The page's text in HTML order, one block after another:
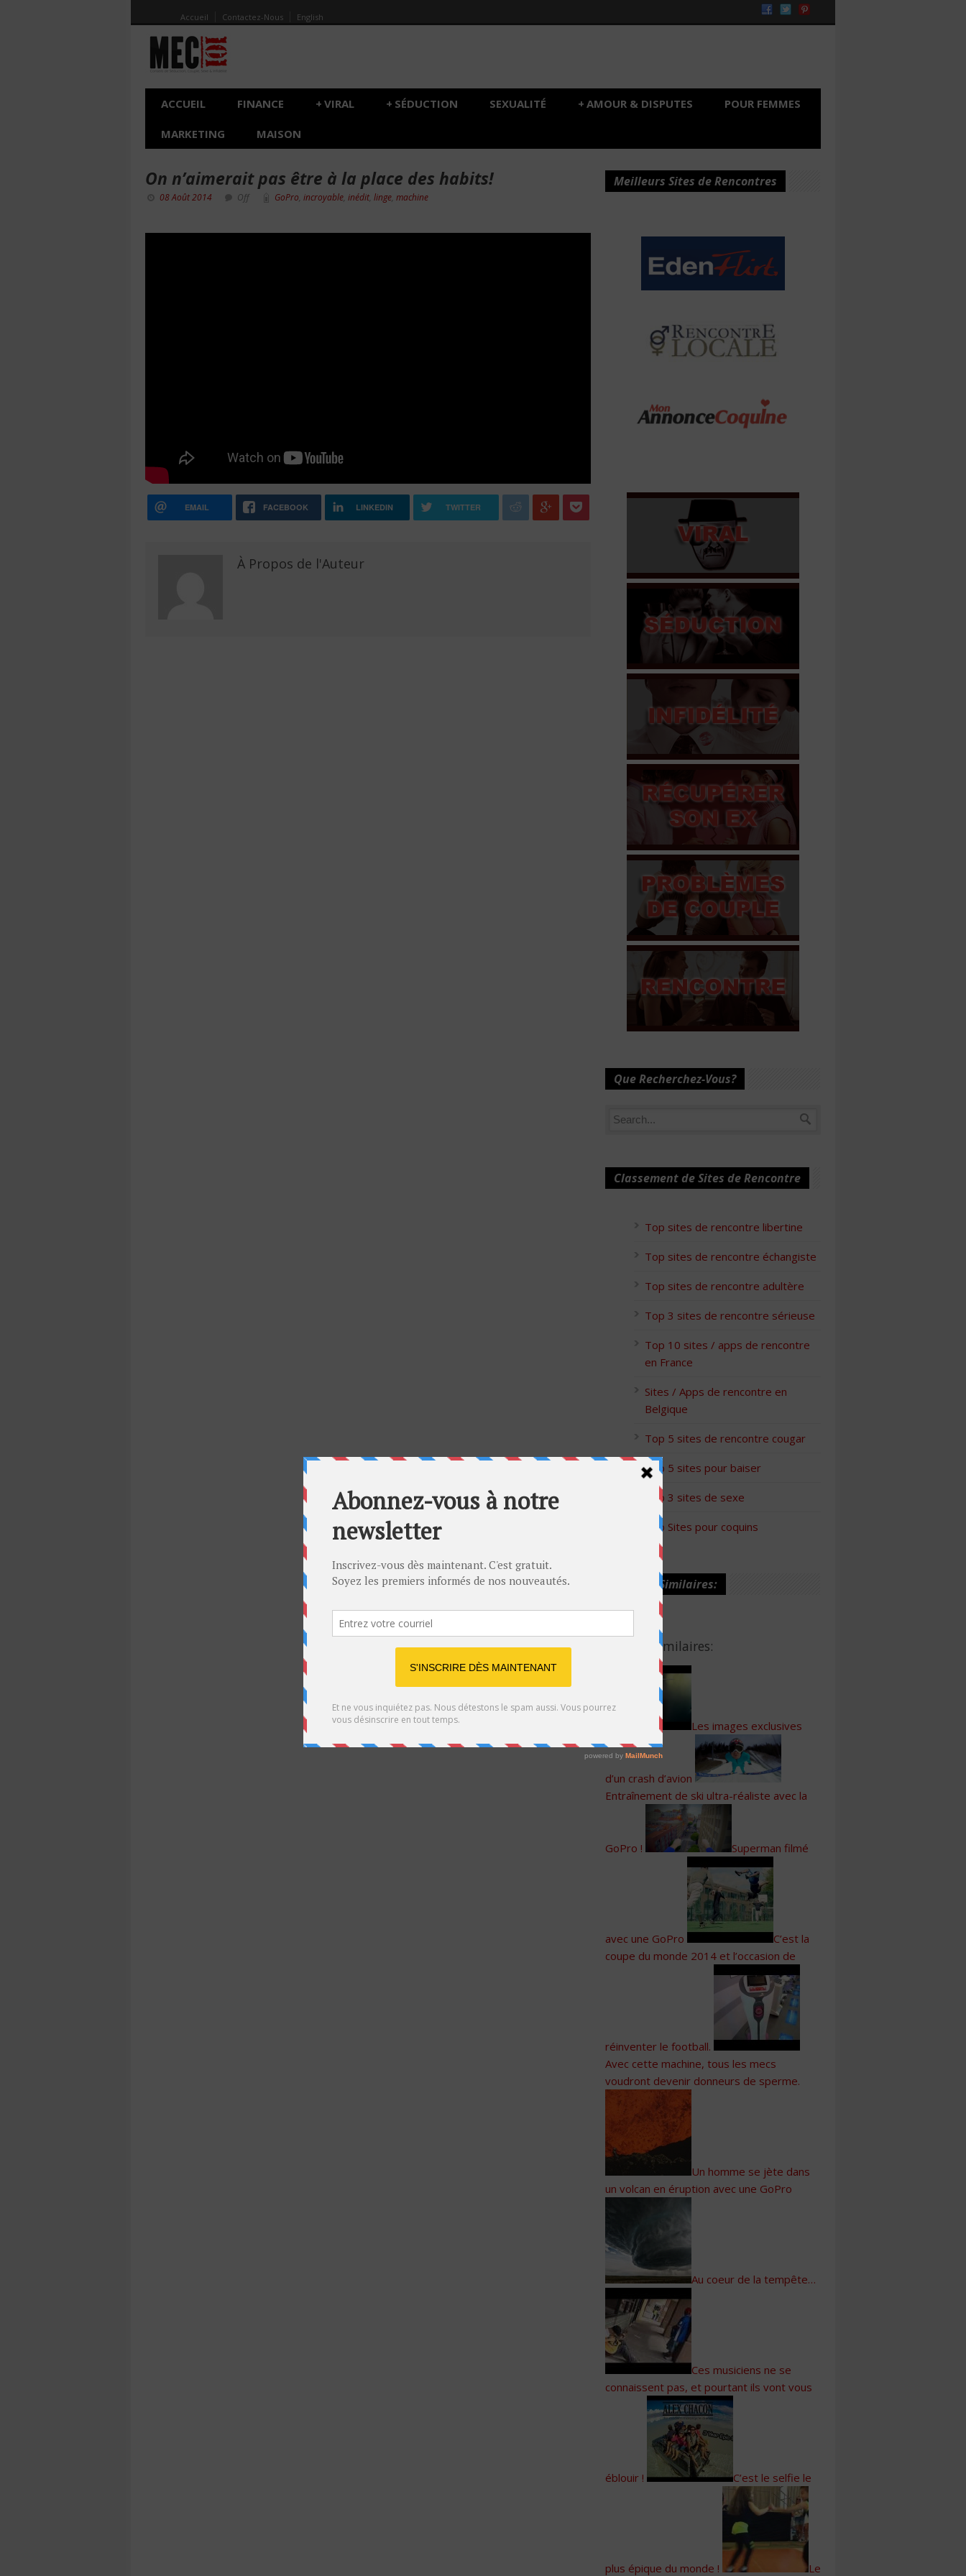
Accueil Contactez-Nous English
ACCUEIL FINANCE VIRAL
+ SÉDUCTION
+ SEXUALITÉ AMOUR & DISPUTES
+ POUR FEMMES
MARKETING MAISON
On n’aimerait pas être à la place des habits!
08 Août 2014 Off GoPro incroyable inédit linge machine
EMAIL FACEBOOK LINKEDIN TWITTER
À Propos de l'Auteur
Meilleurs Sites de Rencontres
Que Recherchez-Vous?
Classement de Sites de Rencontre
Top sites de rencontre libertine
Top sites de rencontre échangiste
Top sites de rencontre adultère
Top 3 sites de rencontre sérieuse
Top 10 sites / apps de rencontre
en France
Sites / Apps de rencontre en
Belgique
Top 5 sites de rencontre cougar
Top 5 sites pour baiser
Top 3 sites de sexe
Top Sites pour coquins
Articles Similaires:
Articles Similaires:
Les images exclusives
d’un crash d’avion
Entraînement de ski ultra-réaliste avec la
GoPro ! Superman filmé
avec une GoPro
C’est la
coupe du monde 2014 et l’occasion de
réinventer le football.
Avec cette machine, tous les mecs
voudront devenir donneurs de sperme.
Un homme se jète dans
un volcan en éruption avec une GoPro
Au coeur de la tempête…
Ces musiciens ne se
connaissent pas, et pourtant ils vont vous
éblouir ! C’est le selfie le
plus épique du monde ! Le